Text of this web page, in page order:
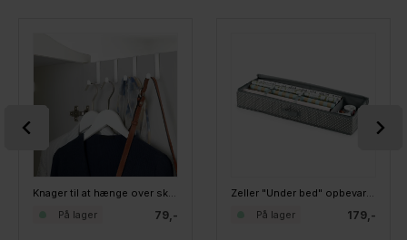
Knager til at hænge over skabslågen/døren - Elba, sæt m 4 stk - HVID
79,-
På lager
Zeller "Under bed" opbevaring til gavepapir og tilbehør
179,-
På lager